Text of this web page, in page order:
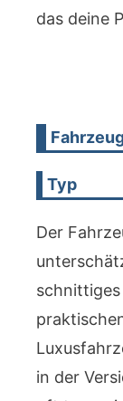
das deine
Typ
Der
in der